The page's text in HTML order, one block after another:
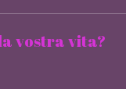
vostra vita?